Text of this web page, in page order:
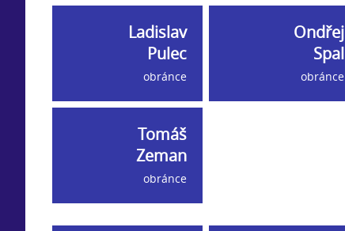
Ladislav
Pulec
obránce
Ondřej
Spal
obránce
Tomáš
Zeman
obránce